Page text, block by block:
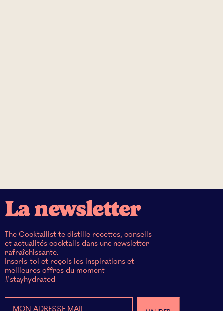
La newsletter
The Cocktailist te distille recettes, conseils
et actualités cocktails dans une newsletter
rafraîchissante.
Inscris-toi et reçois les inspirations et
meilleures offres du moment
#stayhydrated